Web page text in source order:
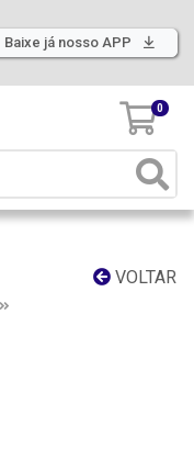
Baixe já nosso APP
0
VOLTAR